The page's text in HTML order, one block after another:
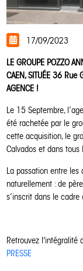
17/09/2023
LE GROUPE POZZO
CAEN, SITUÉE 36
AGENCE !
Le 15 Septembre,
été rachetée par le
cette acquisition, le
Calvados et dans tous
La passation entre les
naturellement : de
s’inscrit dans le cadre
Retrouvez
PRESSE